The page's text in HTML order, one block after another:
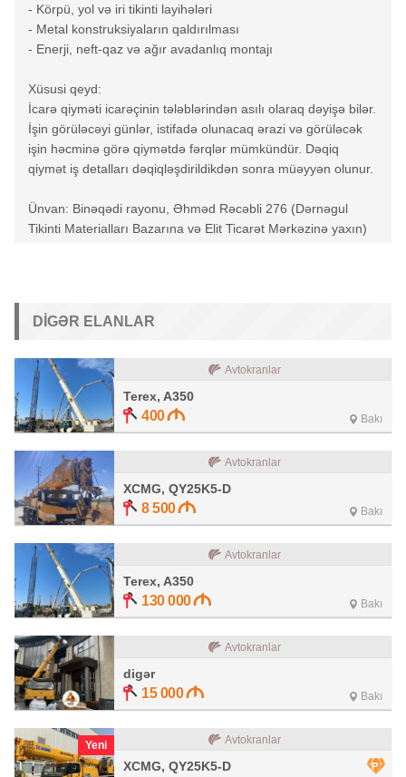
- Körpü, yol və iri tikinti layihələri
- Metal konstruksiyaların qaldırılması
- Enerji, neft-qaz və ağır avadanlıq montajı
Xüsusi qeyd:
İcarə qiyməti icarəçinin tələblərindən asılı olaraq dəyişə bilər.
İşin görüləcəyi günlər, istifadə olunacaq ərazi və görüləcək
işin həcminə görə qiymətdə fərqlər mümkündür. Dəqiq
qiymət iş detalları dəqiqləşdirildikdən sonra müəyyən olunur.
Ünvan: Binəqədi rayonu, Əhməd Rəcəbli 276 (Dərnəgul
Tikinti Materialları Bazarına və Elit Ticarət Mərkəzinə yaxın)
DIGƏR ELANLAR
Avtokranlar
Terex, A350
400 Bakı
Avtokranlar
XCMG, QY25K5-D
8 500 Bakı
Avtokranlar
Terex, A350
130 000 Bakı
Avtokranlar
digər
15 000 Bakı
Yeni Avtokranlar
XCMG, QY25K5-D